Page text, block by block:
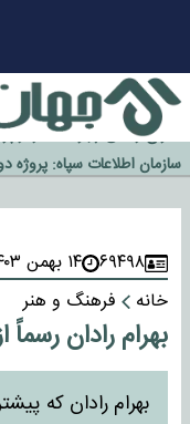
گزینه جدایی اوسمار روی
آیا رئیس جمهور آمریکا قانون
اخراج رسمی چهره نامدار از
سازمان اطلاعات سپاه:
خورد
۶۹۴۹۸ ۱۴ بهمن ۱۴۰۳
خانه
فرهنگ و هنر
بهرام رادان
بهرام رادان که